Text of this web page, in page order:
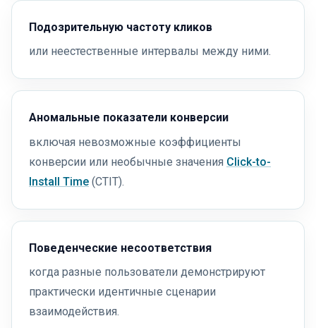
Подозрительную частоту кликов
или неестественные интервалы между ними.
Аномальные показатели конверсии
включая невозможные коэффициенты
конверсии или необычные значения Click-to-
Install Time (CTIT).
Поведенческие несоответствия
когда разные пользователи демонстрируют
практически идентичные сценарии
взаимодействия.